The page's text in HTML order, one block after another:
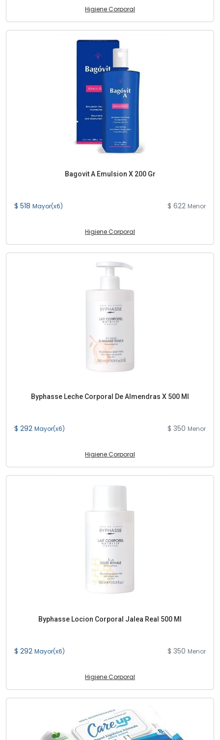
Higiene Corporal
Bagovit A Emulsion X 200 Gr
$ 518 Mayor(x6) $ 622 Menor
Higiene Corporal
Byphasse Leche Corporal De Almendras X 500 Ml
$ 292 Mayor(x6) $ 350 Menor
Higiene Corporal
Byphasse Locion Corporal Jalea Real 500 Ml
$ 292 Mayor(x6) $ 350 Menor
Higiene Corporal